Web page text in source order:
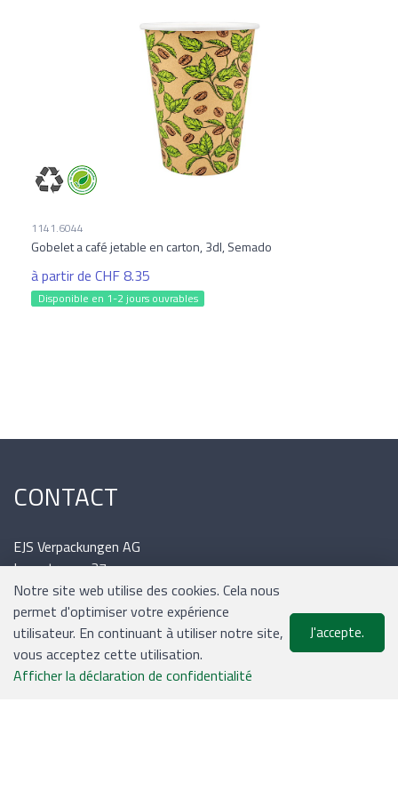
Liste de suivi Menu
1141.6044
Gobelet a café jetable en carton, 3dl, Semado
à partir de CHF 8.35
Disponible en 1-2 jours ouvrables
CONTACT
EJS Verpackungen AG
Lyssstrasse 37
3054 Schüpfen
Tél.: 031 / 879 09 02
Mail: office@ejs.ch
Notre site web utilise des cookies. Cela nous
permet d'optimiser votre expérience
utilisateur. En continuant à utiliser notre site,
vous acceptez cette utilisation.
Afficher la déclaration de confidentialité
J'accepte.